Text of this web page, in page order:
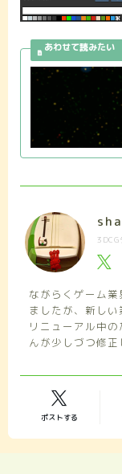
ながらくゲーム業
ましたが、新し
リニューアル中
んが少しづつ修正
ポストする